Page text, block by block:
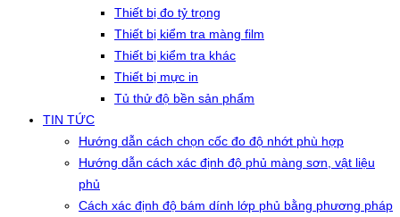
Thiết bị đo tỷ trọng
Thiết bị kiểm tra màng film
Thiết bị kiểm tra khác
Thiết bị mực in
Tủ thử độ bền sản phẩm
TIN TỨC
Hướng dẫn cách chọn cốc đo độ nhớt phù hợp
Hướng dẫn cách xác định độ phủ màng sơn, vật liệu
phủ
Cách xác định độ bám dính lớp phủ bằng phương pháp